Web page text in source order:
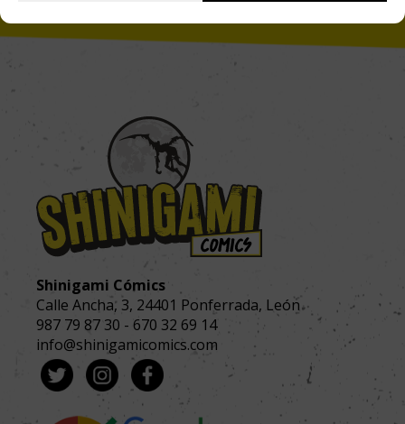
Shinigami Cómics
Calle Ancha, 3, 24401 Ponferrada, León
987 79 87 30 - 670 32 69 14
info@shinigamicomics.com